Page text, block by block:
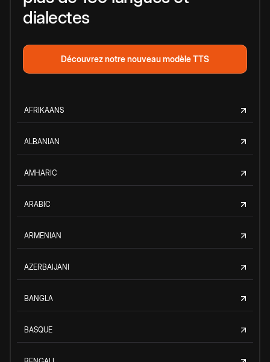
dialectes
Découvrez notre nouveau modèle TTS
AFRIKAANS
ALBANIAN
AMHARIC
ARABIC
ARMENIAN
AZERBAIJANI
BANGLA
BASQUE